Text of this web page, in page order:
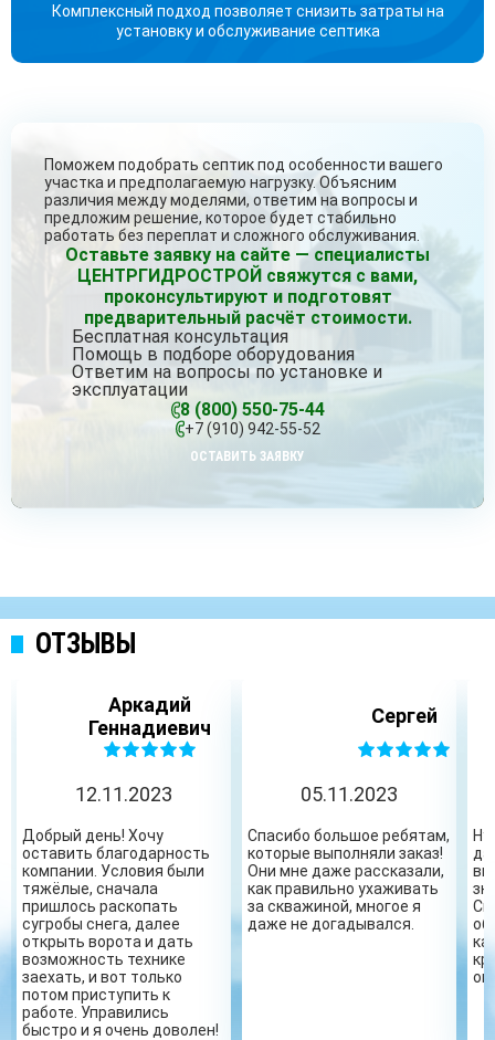
Комплексный подход позволяет снизить затраты на
установку и обслуживание септика
Поможем подобрать септик под особенности вашего
участка и предполагаемую нагрузку. Объясним
различия между моделями, ответим на вопросы и
предложим решение, которое будет стабильно
работать без переплат и сложного обслуживания.
Оставьте заявку на сайте — специалисты
ЦЕНТРГИДРОСТРОЙ свяжутся с вами,
проконсультируют и подготовят
предварительный расчёт стоимости.
Бесплатная консультация
Помощь в подборе оборудования
Ответим на вопросы по установке и
эксплуатации
8 (800) 550-75-44
+7 (910) 942-55-52
ОСТАВИТЬ ЗАЯВКУ
ОТЗЫВЫ
Аркадий
Геннадиевич
12.11.2023
Добрый день! Хочу
оставить благодарность
компании. Условия были
тяжёлые, сначала
пришлось раскопать
сугробы снега, далее
открыть ворота и дать
возможность технике
заехать, и вот только
потом приступить к
работе. Управились
быстро и я очень доволен!
Сергей
05.11.2023
Спасибо большое ребятам,
которые выполняли заказ!
Они мне даже рассказали,
как правильно ухаживать
за скважиной, многое я
даже не догадывался.